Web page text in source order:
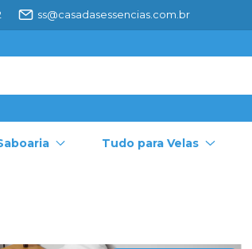
ss@casadasessencias.com.br
Tudo para Velas